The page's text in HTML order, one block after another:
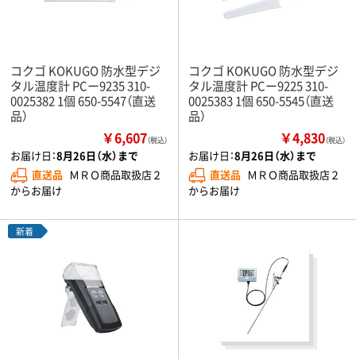
コクゴ KOKUGO 防水型デジ
タル温度計 PCー9235 310-
0025382 1個 650-5547（直送
品）
￥6,607（税込）
お届け日：8月26日（水）まで
直送品 ＭＲＯ商品取扱店２
からお届け
コクゴ KOKUGO 防水型デジ
タル温度計 PCー9225 310-
0025383 1個 650-5545（直送
品）
￥4,830（税込）
お届け日：8月26日（水）まで
直送品 ＭＲＯ商品取扱店２
からお届け
新着